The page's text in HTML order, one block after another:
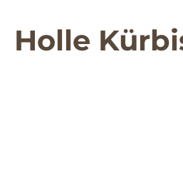
Holle